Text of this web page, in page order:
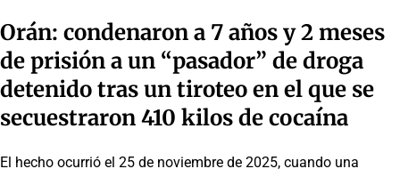
Orán: condenaron a 7 años y 2 meses
de prisión a un “pasador” de droga
detenido tras un tiroteo en el que se
secuestraron 410 kilos de cocaína
El hecho ocurrió el 25 de noviembre de 2025, cuando una